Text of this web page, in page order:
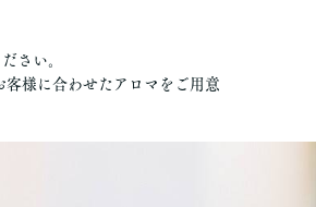
さい。
客様に合わせたアロマをご用意